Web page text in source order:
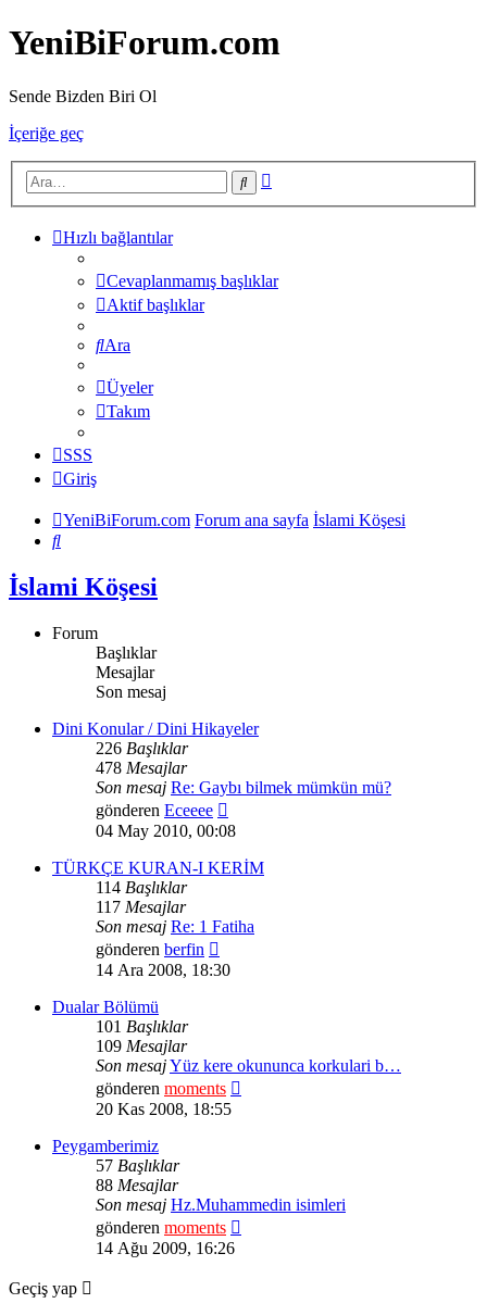
YeniBiForum.com
Sende Bizden Biri Ol
İçeriğe geç
Ara
Hızlı bağlantılar
Cevaplanmamış başlıklar
Aktif başlıklar
Ara
Üyeler
Takım
SSS
Giriş
YeniBiForum.com Forum ana sayfa İslami Köşesi
Ara
İslami Köşesi
Forum
Başlıklar
Mesajlar
Son mesaj
Dini Konular / Dini Hikayeler
226 Başlıklar
478 Mesajlar
Son mesaj Re: Gaybı bilmek mümkün mü?
gönderen Eceeee
mesajı
04 May 2010, 00:08
TÜRKÇE KURAN-I KERİM
114 Başlıklar
117 Mesajlar
Son mesaj Re: 1 Fatiha
gönderen berfin
mesajı
14 Ara 2008, 18:30
Dualar Bölümü
101 Başlıklar
109 Mesajlar
Son mesajYüz kere okununca korkulari b…
gönderen moments
20 Kas 2008, 18:55
Peygamberimiz
57 Başlıklar
88 Mesajlar
Son mesaj Hz.Muhammedin isimleri
gönderen moments
14 Ağu 2009, 16:26
Geçiş yap